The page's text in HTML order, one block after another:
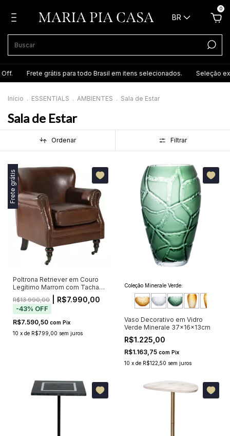
BR
0
para todo Brasil em itens selecionados. Seleção exclusiva de itens
Início . ESSENTIALS . AMBIENTES . Sala de Estar
Sala de Estar
Ordenar Filtrar
Frete grátis
Poltrona Retriever em Couro
Legítimo Marrom com Tachas
e Rodízios – Pré-venda: Envio
a partir de 20/11
R$13.990,00 | R$7.990,00
-43% OFF
R$7.590,50 com Pix
10 x de R$799,00 sem juros
Coleção Minerale Verde:
Vaso Decorativo em Vidro
Verde Minerale 37x16x13cm
R$1.225,00
R$1.163,75 com Pix
10 x de R$122,50 sem juros